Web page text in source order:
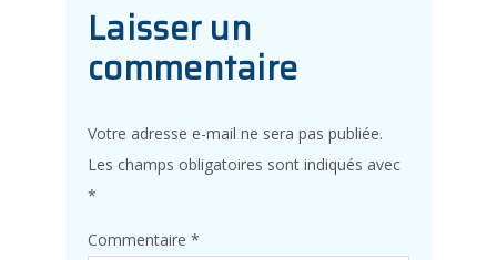
Laisser un
commentaire
Votre adresse e-mail ne sera pas publiée.
Les champs obligatoires sont indiqués avec
*
Commentaire *